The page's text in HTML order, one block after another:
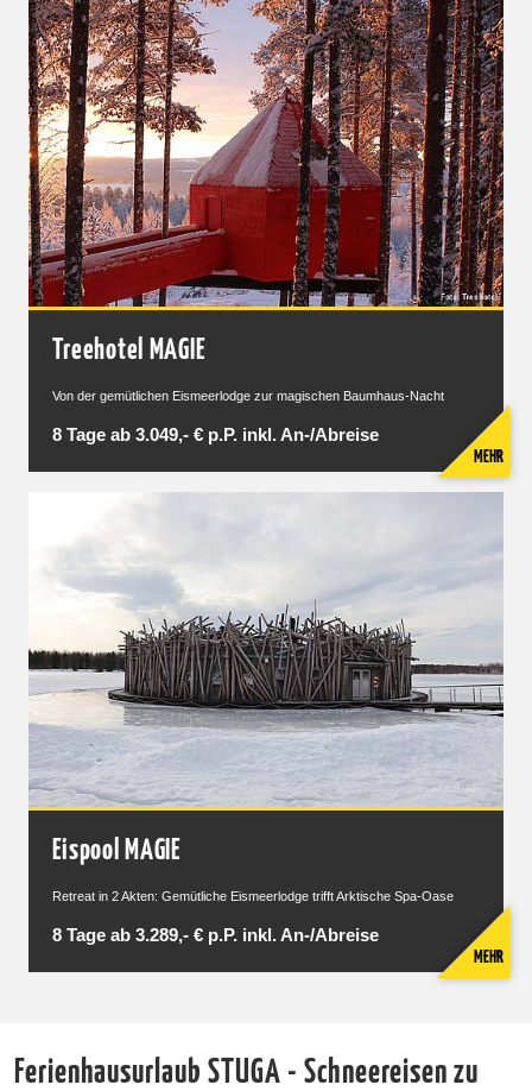
Treehotel MAGIE
Von der gemütlichen Eismeerlodge zur magischen Baumhaus-Nacht
8 Tage ab 3.049,- € p.P. inkl. An-/Abreise
MEHR
Eispool MAGIE
Retreat in 2 Akten: Gemütliche Eismeerlodge trifft Arktische Spa-Oase
8 Tage ab 3.289,- € p.P. inkl. An-/Abreise
MEHR
Ferienhausurlaub STUGA - Schneereisen zu